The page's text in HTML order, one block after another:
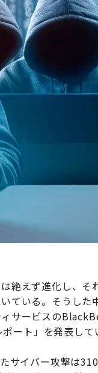
絶えず進化し、そ
ている。そうした
サービスの
ート」を発表して
サイバー攻撃は